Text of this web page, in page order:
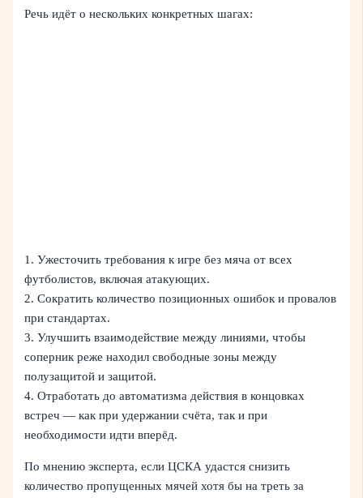
Речь идёт о нескольких конкретных шагах:
1. Ужесточить требования к игре без мяча от всех
футболистов, включая атакующих.
2. Сократить количество позиционных ошибок и провалов
при стандартах.
3. Улучшить взаимодействие между линиями, чтобы
соперник реже находил свободные зоны между
полузащитой и защитой.
4. Отработать до автоматизма действия в концовках
встреч — как при удержании счёта, так и при
необходимости идти вперёд.
По мнению эксперта, если ЦСКА удастся снизить
количество пропущенных мячей хотя бы на треть за